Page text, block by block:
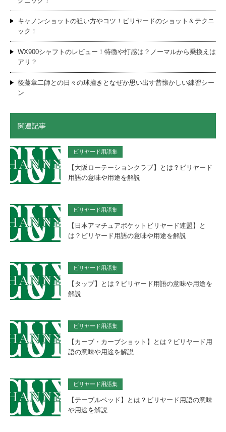
キャノンショットの狙い方やコツ！ビリヤードのショット＆テクニ
ック！
WX900シャフトのレビュー！特徴や打感は？ノーマルから乗換えは
アリ？
後藤章二師との日々の球撞きとなぜか思い出す昔懐かしい練習シー
ン
関連記事
ビリヤード用語集
【大阪ローテーションクラブ】とは？ビリヤード
用語の意味や用途を解説
ビリヤード用語集
【日本アマチュアポケットビリヤード連盟】と
は？ビリヤード用語の意味や用途を解説
ビリヤード用語集
【タップ】とは？ビリヤード用語の意味や用途を
解説
ビリヤード用語集
【カーブ・カーブショット】とは？ビリヤード用
語の意味や用途を解説
ビリヤード用語集
【テーブルベッド】とは？ビリヤード用語の意味
や用途を解説